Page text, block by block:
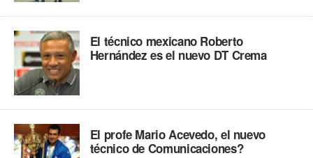
El técnico mexicano Roberto
Hernández es el nuevo DT Crema
El profe Mario Acevedo, el nuevo
técnico de Comunicaciones?